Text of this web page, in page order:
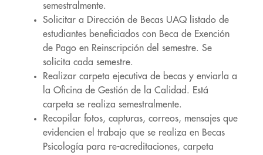
semestralmente.
Solicitar a Dirección de Becas UAQ listado de
estudiantes beneficiados con Beca de Exención
de Pago en Reinscripción del semestre. Se
solicita cada semestre.
Realizar carpeta ejecutiva de becas y enviarla a
la Oficina de Gestión de la Calidad. Está
carpeta se realiza semestralmente.
Recopilar fotos, capturas, correos, mensajes que
evidencien el trabajo que se realiza en Becas
Psicología para re-acreditaciones, carpeta